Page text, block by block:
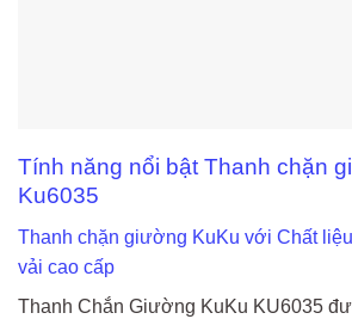
Tính năng nổi bật Thanh chặn
Ku6035
Thanh chặn giường KuKu với Chất
vải cao cấp
Thanh Chắn Giường KuKu KU6035